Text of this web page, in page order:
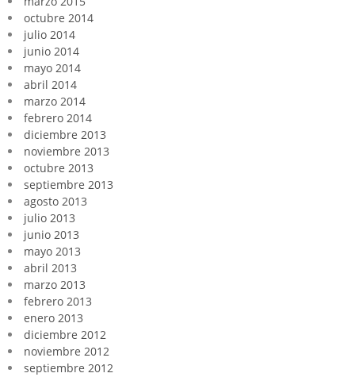
octubre 2014
julio 2014
junio 2014
mayo 2014
abril 2014
marzo 2014
febrero 2014
diciembre 2013
noviembre 2013
octubre 2013
septiembre 2013
agosto 2013
julio 2013
junio 2013
mayo 2013
abril 2013
marzo 2013
febrero 2013
enero 2013
diciembre 2012
noviembre 2012
septiembre 2012